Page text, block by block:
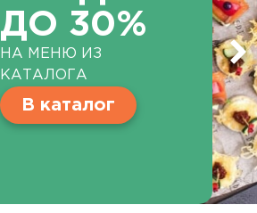
ДО 30%
НА МЕНЮ ИЗ
КАТАЛОГА
В каталог